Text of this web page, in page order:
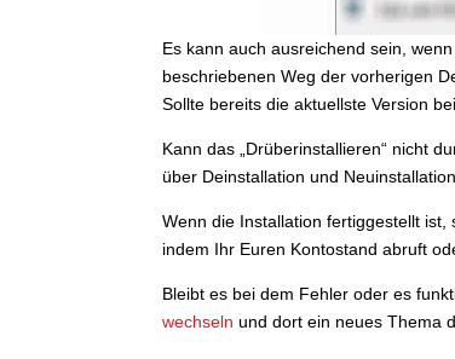
Es kann auch ausreichend sein,
beschriebenen Weg der vorherigen
Sollte bereits die aktuellste Version
Kann das „Drüberinstallieren“ nicht
über Deinstallation und
Wenn die Installation fertiggestellt
indem Ihr Euren Kontostand abruft
Bleibt es bei dem Fehler oder es
wechseln und dort ein neues Thema